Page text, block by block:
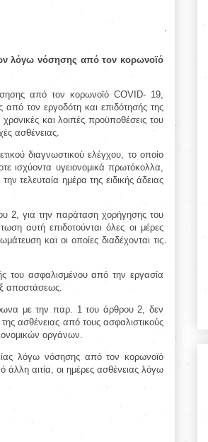
λόγω νόσησης από τον κορωνοϊό
από τον κορωνοϊό COVID- 19,
τον εργοδότη και επιδότησής της
και λοιπές προϋποθέσεις του
ασθένειας.
διαγνωστικού ελέγχου, το οποίο
ισχύοντα υγειονομικά πρωτόκολλα,
τελευταία ημέρα της ειδικής άδειας
2, για την παράταση χορήγησης του
αυτή επιδοτούνται όλες οι μέρες
και οι οποίες διαδέχονται τις
του ασφαλισμένου από την εργασία
αποστάσεως.
με την παρ. 1 του άρθρου 2, δεν
ασθένειας από τους ασφαλιστικούς
οργάνων.
λόγω νόσησης από τον κορωνοϊό
άλλη αιτία, οι ημέρες ασθένειας λόγω